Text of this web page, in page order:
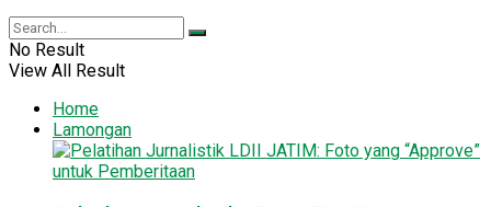
No Result
View All Result
Home
Lamongan